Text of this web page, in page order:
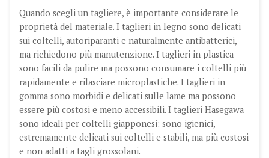
Quando scegli un tagliere, è importante considerare le
proprietà del materiale. I taglieri in legno sono delicati
sui coltelli, autoriparanti e naturalmente antibatterici,
ma richiedono più manutenzione. I taglieri in plastica
sono facili da pulire ma possono consumare i coltelli più
rapidamente e rilasciare microplastiche. I taglieri in
gomma sono morbidi e delicati sulle lame ma possono
essere più costosi e meno accessibili. I taglieri Hasegawa
sono ideali per coltelli giapponesi: sono igienici,
estremamente delicati sui coltelli e stabili, ma più costosi
e non adatti a tagli grossolani.